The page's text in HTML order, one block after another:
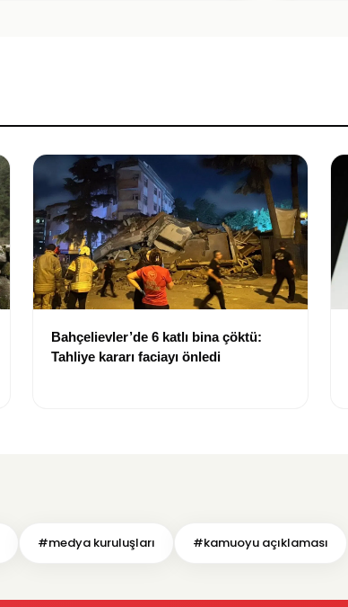
Bahçelievler’de 6 katlı bina çöktü:
Tahliye kararı faciayı önledi
#medya kuruluşları #kamuoyu açıklaması